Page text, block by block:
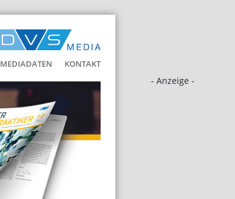
MEDIADATEN KONTAKT
- Anzeige -